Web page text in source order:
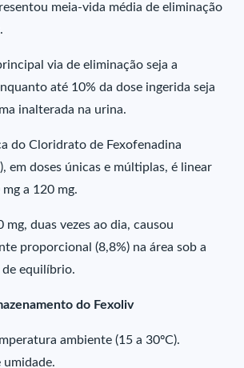
meia-vida média de eliminação
via de eliminação seja a
até 10% da dose ingerida seja
inalterada na urina.
do Cloridrato de Fexofenadina
em doses únicas e múltiplas, é linear
a 120 mg.
mg, duas vezes ao dia, causou
proporcional (8,8%) na área sob a
equilíbrio.
do Fexoliv
ambiente (15 a 30ºC).
umidade.